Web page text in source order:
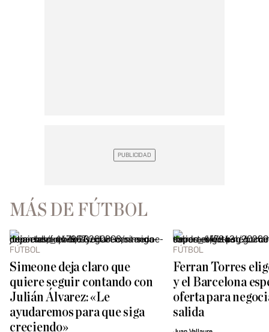
MÁS DE FÚTBOL
FÚTBOL
Simeone deja claro que
quiere seguir contando con
Julián Álvarez: «Le
ayudaremos para que siga
creciendo»
FÚTBOL
Ferran Torres
y el Barcelona
oferta para
salida